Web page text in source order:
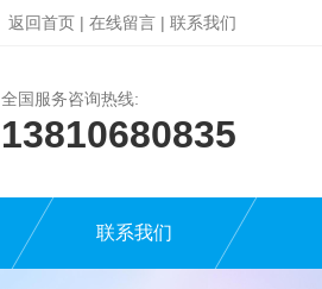
返回首页 | 在线留言 | 联系我们
全国服务咨询热线:
13810680835
联系我们